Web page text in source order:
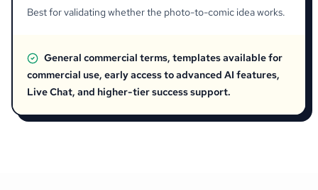
Best for validating whether the photo-to-comic idea works.
General commercial terms, templates available for
commercial use, early access to advanced AI features,
Live Chat, and higher-tier success support.